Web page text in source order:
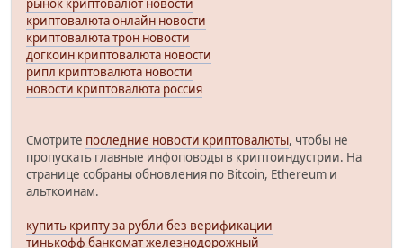
рынок криптовалют новости
криптовалюта онлайн новости
криптовалюта трон новости
догкоин криптовалюта новости
рипл криптовалюта новости
новости криптовалюта россия
Смотрите последние новости криптовалюты, чтобы не
пропускать главные инфоповоды в криптоиндустрии. На
странице собраны обновления по Bitcoin, Ethereum и
альткоинам.
купить крипту за рубли без верификации
тинькофф банкомат железнодорожный